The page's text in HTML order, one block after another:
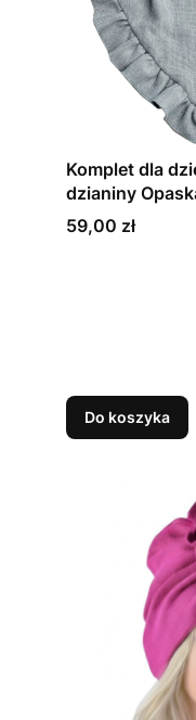
Komplet dla
dzianiny
Chusta
Cena
59,00 zł
Do koszyka